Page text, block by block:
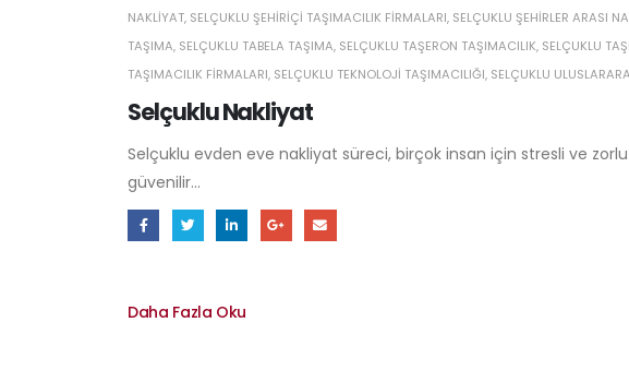
Selçuklu Nakliyat
NAKLIYAT, SELÇUKLU ŞEHIRIÇI TAŞIMACILIK FIRMALARI, SELÇUKLU ŞEHIRLER ARASI
TAŞIMA, SELÇUKLU TABELA TAŞIMA, SELÇUKLU TAŞERON TAŞIMACILIK, SELÇUKLU
TAŞIMACILIK FIRMALARI, SELÇUKLU TEKNOLOJI TAŞIMACILIĞI, SELÇUKLU
Selçuklu evden eve nakliyat süreci, birçok insan için stresli ve
güvenilir...
Daha Fazla Oku